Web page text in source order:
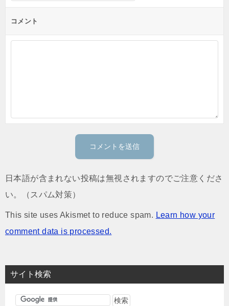
コメント
日本語が含まれない投稿は無視されますのでご注意くださ
い。（スパム対策）
This site uses Akismet to reduce spam. Learn how your
comment data is processed.
サイト検索